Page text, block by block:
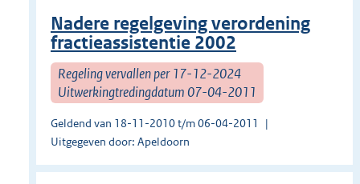
Nadere regelgeving verordening
fractieassistentie 2002
Regeling vervallen per 17-12-2024
Uitwerkingtredingdatum 07-04-2011
Geldend van 18-11-2010 t/m 06-04-2011
Uitgegeven door: Apeldoorn